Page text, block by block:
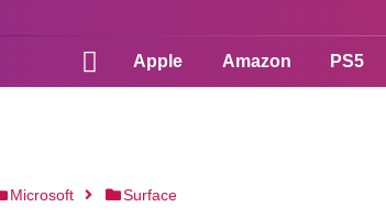
Apple Amazon PS5
Microsoft Surface